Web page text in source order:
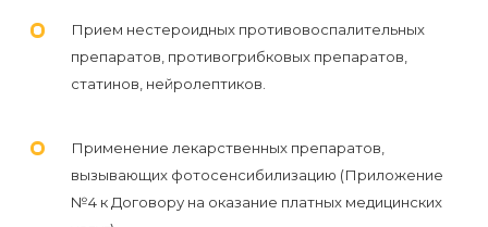
Прием нестероидных противовоспалительных
препаратов, противогрибковых препаратов,
статинов, нейролептиков.
Применение лекарственных препаратов,
вызывающих фотосенсибилизацию (Приложение
№4 к Договору на оказание платных медицинских